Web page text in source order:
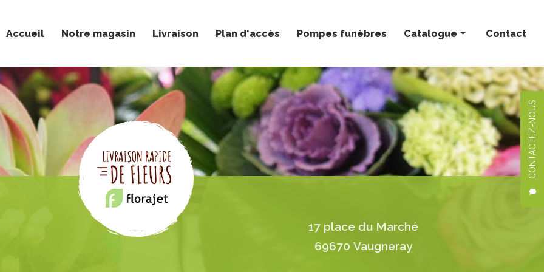
CONTACTEZ-NOUS
Accueil Notre magasin Livraison Plan d'accès Pompes funèbres Catalogue
Bouquets personnalisés
Compositions florales
Deuil
Mariage
Plantes
Contact
17 place du Marché
69670 Vaugneray